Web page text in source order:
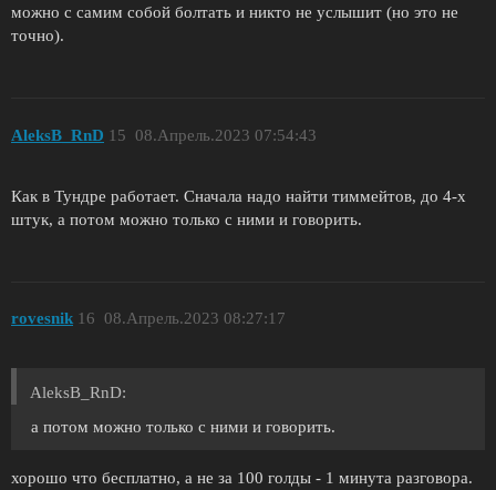
можно с самим собой болтать и никто не услышит (но это не
точно).
AleksB_RnD 08.Апрель.2023 07:54:43
15
Как в Тундре работает. Сначала надо найти тиммейтов, до 4-х
штук, а потом можно только с ними и говорить.
rovesnik 08.Апрель.2023 08:27:17
16
AleksB_RnD:
а потом можно только с ними и говорить.
хорошо что бесплатно, а не за 100 голды - 1 минута разговора.